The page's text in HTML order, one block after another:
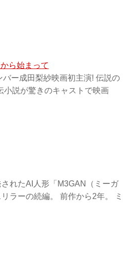
ら始まって
ー成田梨紗映画初主演! 伝説の
小説が驚きのキャストで映画
れたAI人形「M3GAN（ミーガ
ラーの続編。 前作から2年。 ミ